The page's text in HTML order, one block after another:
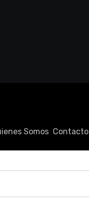
Somos Contacto